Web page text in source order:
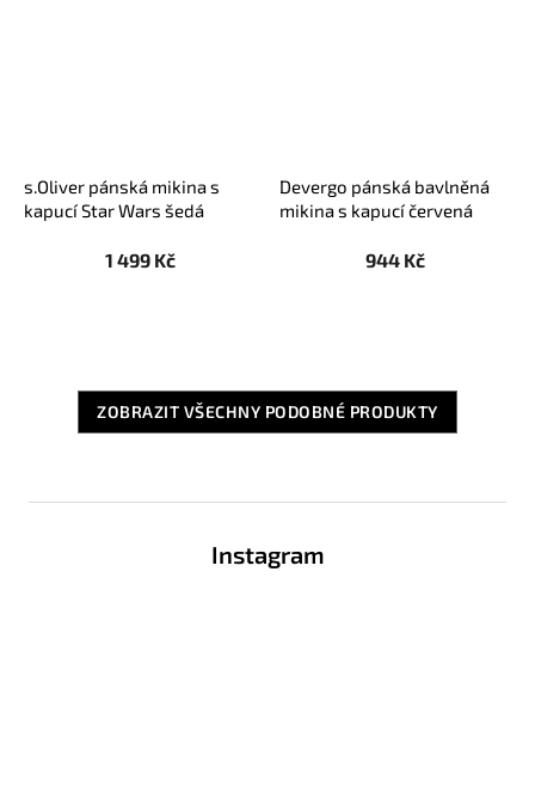
s.Oliver pánská mikina s
kapucí Star Wars šedá
1 499 Kč
Devergo pánská bavlněná
mikina s kapucí červená
944 Kč
ZOBRAZIT VŠECHNY PODOBNÉ PRODUKTY
Instagram